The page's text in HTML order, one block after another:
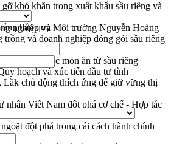
khó khăn trong xuất khẩu sầu riêng và
EUDR
nghiệp và Môi trường Nguyễn Hoàng
trồng và doanh nghiệp đóng gói sầu riêng
chế biến các món ăn từ sầu riêng
hoạch và xúc tiến đầu tư tỉnh
chủ động thích ứng để giữ vững thị
nhân Việt Nam đột phá cơ chế - Hợp tác
đột phá trong cải cách hành chính
pháp quy